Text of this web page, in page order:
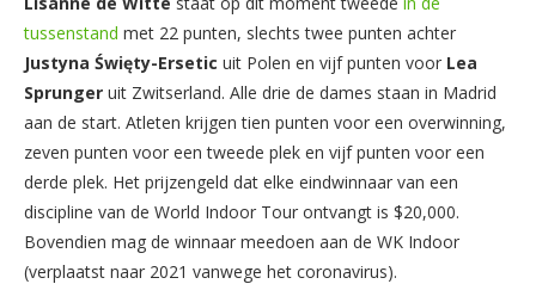
tussenstand met 22 punten, slechts twee punten achter
Justyna Święty-Ersetic uit Polen en vijf punten voor Lea
Sprunger uit Zwitserland. Alle drie de dames staan in Madrid
aan de start. Atleten krijgen tien punten voor een overwinning,
zeven punten voor een tweede plek en vijf punten voor een
derde plek. Het prijzengeld dat elke eindwinnaar van een
discipline van de World Indoor Tour ontvangt is $20,000.
Bovendien mag de winnaar meedoen aan de WK Indoor
(verplaatst naar 2021 vanwege het coronavirus).